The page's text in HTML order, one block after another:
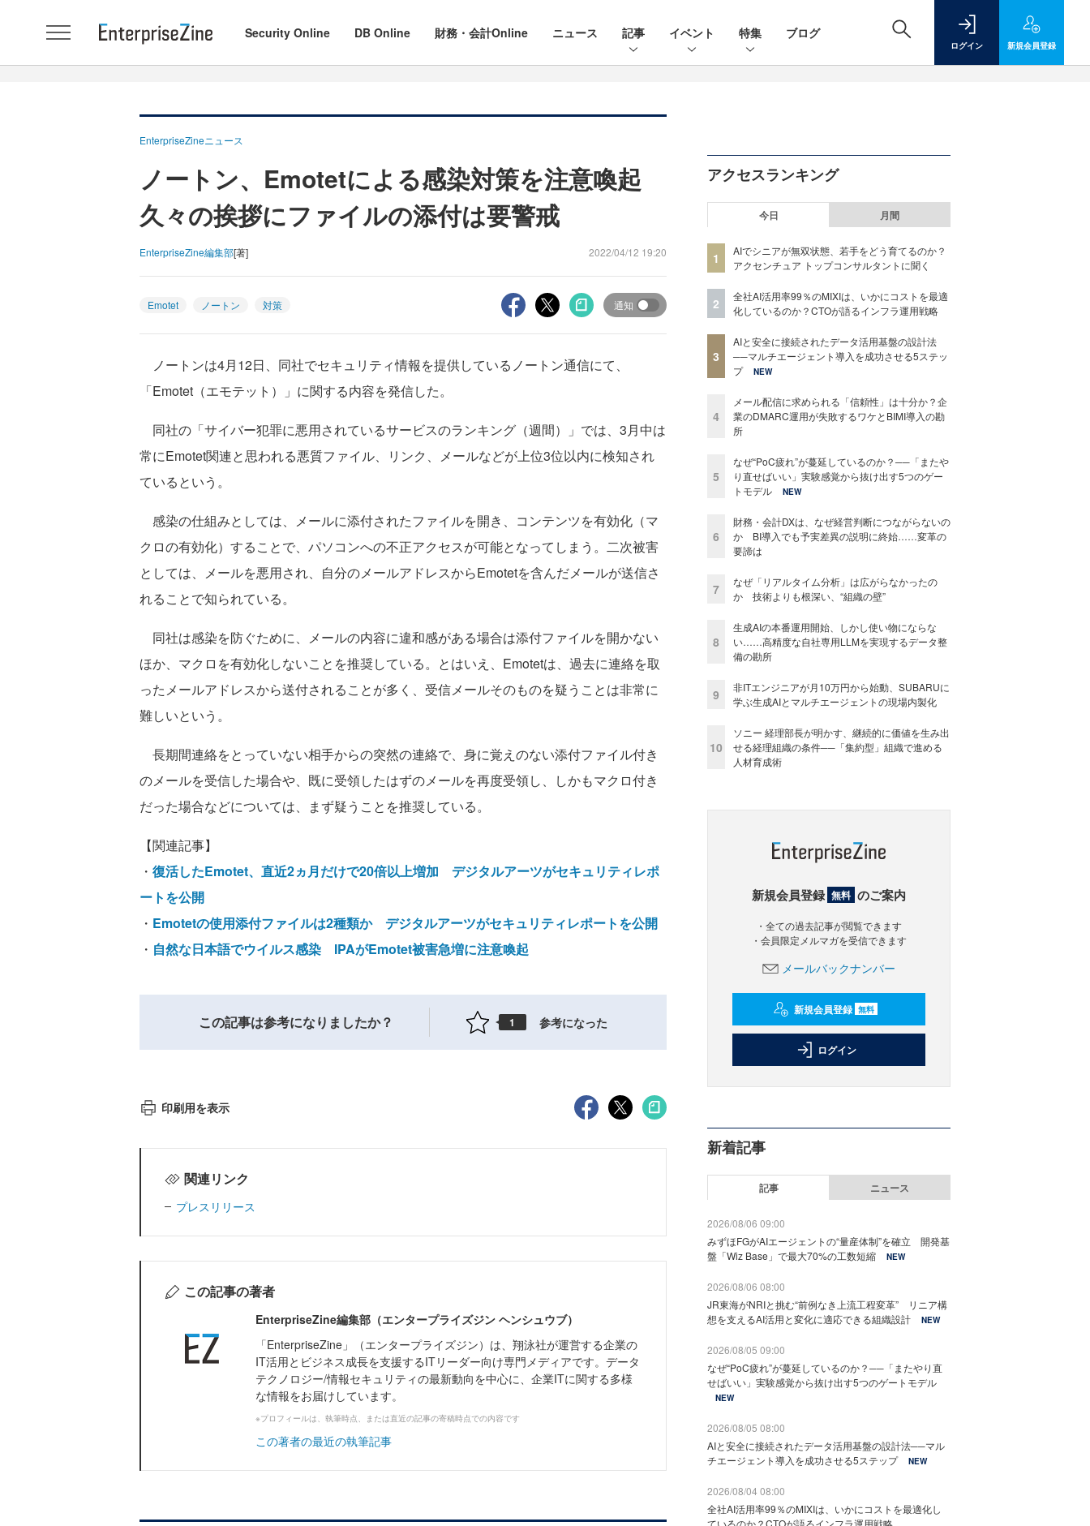
Security Online DB Online 財務・会計Online ニュース 記事 イベント 特集 ブログ
ログイン 新規会員登録
EnterpriseZineニュース
ノートン、Emotetによる感染対策を注意喚起
久々の挨拶にファイルの添付は要警戒
EnterpriseZine編集部[著] 2022/04/12 19:20
Emotet ノートン 対策 通知
ノートンは4月12日、同社でセキュリティ情報を提供しているノートン通信にて、
「Emotet（エモテット）」に関する内容を発信した。
同社の「サイバー犯罪に悪用されているサービスのランキング（週間）」では、3月中は
常にEmotet関連と思われる悪質ファイル、リンク、メールなどが上位3位以内に検知され
ているという。
感染の仕組みとしては、メールに添付されたファイルを開き、コンテンツを有効化（マ
クロの有効化）することで、パソコンへの不正アクセスが可能となってしまう。二次被害
としては、メールを悪用され、自分のメールアドレスからEmotetを含んだメールが送信さ
れることで知られている。
同社は感染を防ぐために、メールの内容に違和感がある場合は添付ファイルを開かない
ほか、マクロを有効化しないことを推奨している。とはいえ、Emotetは、過去に連絡を取
ったメールアドレスから送付されることが多く、受信メールそのものを疑うことは非常に
難しいという。
長期間連絡をとっていない相手からの突然の連絡で、身に覚えのない添付ファイル付き
のメールを受信した場合や、既に受領したはずのメールを再度受領し、しかもマクロ付き
だった場合などについては、まず疑うことを推奨している。
【関連記事】
・ 復活したEmotet、直近2ヵ月だけで20倍以上増加 デジタルアーツがセキュリティレポ
ートを公開
・ Emotetの使用添付ファイルは2種類か デジタルアーツがセキュリティレポートを公開
・ 自然な日本語でウイルス感染 IPAがEmotet被害急増に注意喚起
この記事は参考になりましたか？ 1 参考になった
印刷用を表示
関連リンク
プレスリリース
この記事の著者
EnterpriseZine編集部（エンタープライズジン ヘンシュウブ）
「EnterpriseZine」（エンタープライズジン）は、翔泳社が運営する企業の
IT活用とビジネス成長を支援するITリーダー向け専門メディアです。データ
テクノロジー/情報セキュリティの最新動向を中心に、企業ITに関する多様
な情報をお届けしています。
※プロフィールは、執筆時点、または直近の記事の寄稿時点での内容です
この著者の最近の執筆記事
アクセスランキング
今日 月間
1
AIでシニアが無双状態、若手をどう育てるのか？
アクセンチュア トップコンサルタントに聞く
2
全社AI活用率99％のMIXIは、いかにコストを最適
化しているのか？CTOが語るインフラ運用戦略
3
AIと安全に接続されたデータ活用基盤の設計法
──マルチエージェント導入を成功させる5ステッ
プ
NEW
4
メール配信に求められる「信頼性」は十分か？企
業のDMARC運用が失敗するワケとBIMI導入の勘
所
5
なぜ“PoC疲れ”が蔓延しているのか？──「またや
り直せばいい」実験感覚から抜け出す5つのゲー
トモデル
NEW
6
財務・会計DXは、なぜ経営判断につながらないの
か BI導入でも予実差異の説明に終始……変革の
要諦は
7
なぜ「リアルタイム分析」は広がらなかったの
か 技術よりも根深い、“組織の壁”
8
生成AIの本番運用開始、しかし使い物にならな
い……高精度な自社専用LLMを実現するデータ整
備の勘所
9
非ITエンジニアが月10万円から始動、SUBARUに
学ぶ生成AIとマルチエージェントの現場内製化
10
ソニー 経理部長が明かす、継続的に価値を生み出
せる経理組織の条件──「集約型」組織で進める
人材育成術
新規会員登録 無料 のご案内
・全ての過去記事が閲覧できます
・会員限定メルマガを受信できます
メールバックナンバー
新規会員登録 無料
ログイン
新着記事
記事 ニュース
2026/08/06 09:00
みずほFGがAIエージェントの“量産体制”を確立 開発基
盤「Wiz Base」で最大70%の工数短縮
NEW
2026/08/06 08:00
JR東海がNRIと挑む“前例なき上流工程変革” リニア構
想を支えるAI活用と変化に適応できる組織設計
NEW
2026/08/05 09:00
なぜ“PoC疲れ”が蔓延しているのか？──「またやり直
せばいい」実験感覚から抜け出す5つのゲートモデル
NEW
2026/08/05 08:00
AIと安全に接続されたデータ活用基盤の設計法──マル
チエージェント導入を成功させる5ステップ
NEW
2026/08/04 08:00
全社AI活用率99％のMIXIは、いかにコストを最適化し
ているのか？CTOが語るインフラ運用戦略